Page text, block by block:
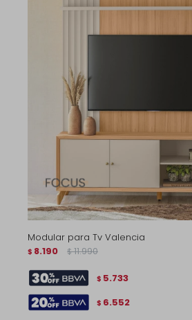
Modular para Tv Valencia
$ 8.190 $ 11.990
$ 5.733
$ 6.552